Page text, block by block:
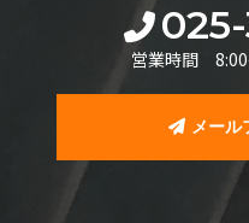
営業時間 8:00
メール